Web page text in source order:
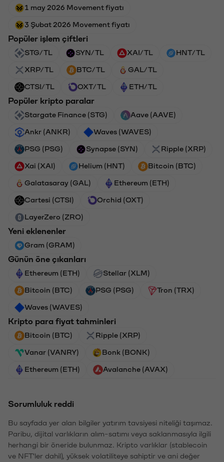
1 may 2026 Movement fiyatı
3 Şubat 2026 Movement fiyatı
Popüler işlem çiftleri
STG/TL SYN/TL XAI/TL HNT/TL
XRP/TL BTC/TL GAL/TL
CTSI/TL OXT/TL ETH/TL
Popüler kripto paralar
Stargate Finance (STG) Aave (AAVE)
Ankr (ANKR) Waves (WAVES)
PSG (PSG) Synapse (SYN) Ripple (XRP)
Xai (XAI) Helium (HNT) Bitcoin (BTC)
Galatasaray (GAL) Ethereum (ETH)
Cartesi (CTSI) Orchid (OXT)
LayerZero (ZRO)
Yeni eklenenler
Gram (GRAM)
Günün öne çıkanları
Ethereum (ETH) Stellar (XLM)
Bitcoin (BTC) PSG (PSG) Tron (TRX)
Waves (WAVES)
Kripto para fiyat tahminleri
Bitcoin (BTC) Ripple (XRP)
Vanar (VANRY) Bonk (BONK)
Ethereum (ETH) Avalanche (AVAX)
Sorumluluk reddi
Bu sayfada yer alan bilgiler yatırım tavsiyesi niteliği taşımaz.
Paribu, dijital varlıkların alım-satımı veya saklanmasıyla ilgili
herhangi bir öneride bulunmaz. Kripto varlıklar (stablecoin
ve NFT'ler dahil), yüksek volatiliteye sahiptir ve ani değer